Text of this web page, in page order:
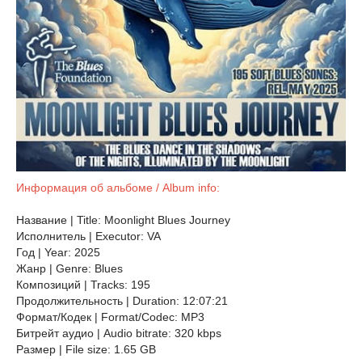
Информация об альбоме / Album info:
Название | Title: Moonlight Blues Journey
Исполнитель | Executor: VA
Год | Year: 2025
Жанр | Genre: Blues
Композиций | Tracks: 195
Продолжительность | Duration: 12:07:21
Формат/Кодек | Format/Codec: MP3
Битрейт аудио | Audio bitrate: 320 kbps
Размер | File size: 1.65 GB